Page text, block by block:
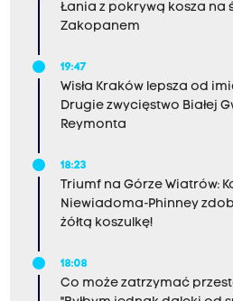
Łania z pokrywą kosza na
Zakopanem
19:47
Wisła Kraków lepsza od
Drugie zwycięstwo Białej
Reymonta
18:23
Triumf na Górze Wiatrów:
Niewiadoma-Phinney
żółtą koszulkę!
18:08
Co może zatrzymać